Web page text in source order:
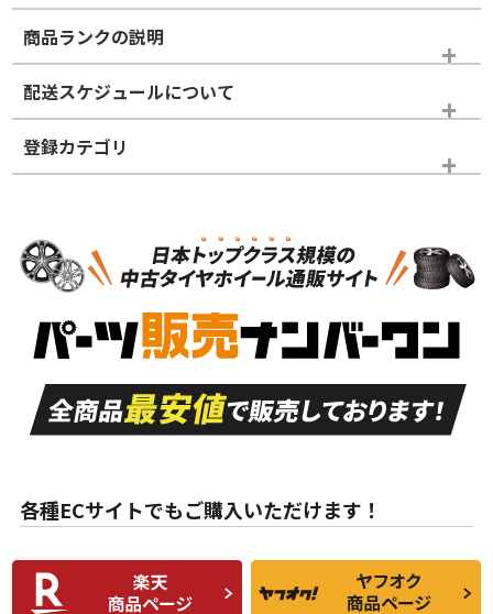
商品ランクの説明
※商品ランクは出品者の主観により判断しておりますので、あら
かじめご了承ください。
ホイールランク
S
品）
S
新車外し品（新古
付き
A
走行距離も少なく、
目立つ傷もほとんど
ない中古品
A
走行距離も少なく、
非常に状態の良い中
古品
な中古品
んどない中古品
C
比較的きれいな中古
品
C
られるが、使用に問
題のない中古品
配送スケジュールについて
登録カテゴリ
スタッドレスタイヤホイールセット
各種ECサイトでもご購入いただけます！